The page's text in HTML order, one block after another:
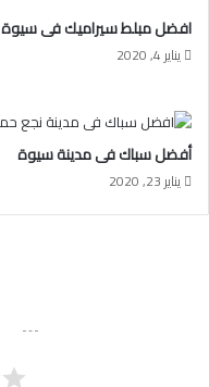
افضل مبلط سيراميك فى سيوة
يناير 4, 2020
أفضل سباك فى مدينة سيوة
يناير 23, 2020